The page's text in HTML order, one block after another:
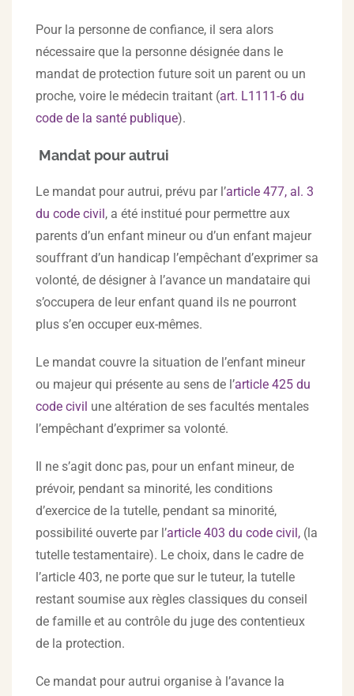
Pour la personne de confiance, il sera alors
nécessaire que la personne désignée dans le
mandat de protection future soit un parent ou un
proche, voire le médecin traitant (art. L1111-6 du
code de la santé publique).
Mandat pour autrui
Le mandat pour autrui, prévu par l’article 477, al. 3
du code civil, a été institué pour permettre aux
parents d’un enfant mineur ou d’un enfant majeur
souffrant d’un handicap l’empêchant d’exprimer sa
volonté, de désigner à l’avance un mandataire qui
s’occupera de leur enfant quand ils ne pourront
plus s’en occuper eux-mêmes.
Le mandat couvre la situation de l’enfant mineur
ou majeur qui présente au sens de l’article 425 du
code civil une altération de ses facultés mentales
l’empêchant d’exprimer sa volonté.
Il ne s’agit donc pas, pour un enfant mineur, de
prévoir, pendant sa minorité, les conditions
d’exercice de la tutelle, pendant sa minorité,
possibilité ouverte par l’article 403 du code civil, (la
tutelle testamentaire). Le choix, dans le cadre de
l’article 403, ne porte que sur le tuteur, la tutelle
restant soumise aux règles classiques du conseil
de famille et au contrôle du juge des contentieux
de la protection.
Ce mandat pour autrui organise à l’avance la